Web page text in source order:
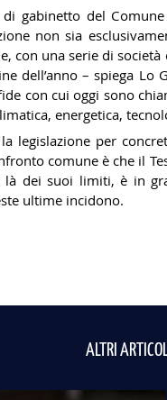
gabinetto del
non sia
con una serie di
dell’anno – spiega
con cui oggi sono
energetica,
per
comune è che il
dei suoi limiti, è in
ultime incidono.
ALTRI